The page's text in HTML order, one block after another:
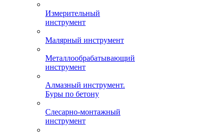
Измерительный
инструмент
Малярный инструмент
Металлообрабатывающий
инструмент
Алмазный инструмент.
Буры по бетону
Слесарно-монтажный
инструмент